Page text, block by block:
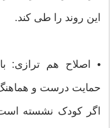
این روند را طی کند.
• اصلاح هم ترازی:
حمایت درست و
اگر کودک نشسته